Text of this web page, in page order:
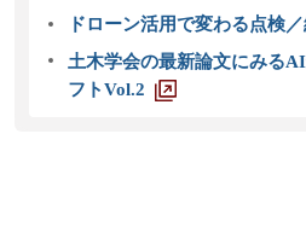
ドローン活用で変わる点検
土木学会の最新論文にみる
フトVol.2